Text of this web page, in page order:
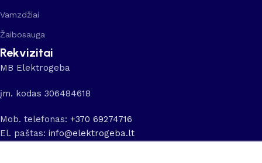
Vamzdžiai
Žaibosauga
Rekvizitai
MB Elektrogeba
įm. kodas 306484618
Mob. telefonas: +370 69274716
El. paštas: info@elektrogeba.lt